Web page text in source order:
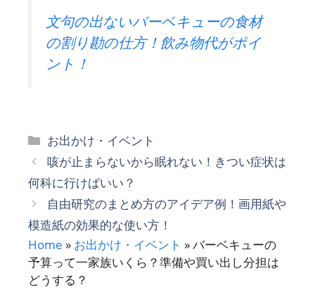
文句の出ないバーベキューの食材
の割り勘の仕方！飲み物代がポイ
ント！
カ
テ
ゴ
リ
ー
お出かけ・イベント
咳が止まらないから眠れない！きつい症状は
何科に行けばいい？
自由研究のまとめ方のアイデア例！画用紙や
模造紙の効果的な使い方！
Home » お出かけ・イベント »バーベキューの
予算って一家族いくら？準備や買い出し分担は
どうする？